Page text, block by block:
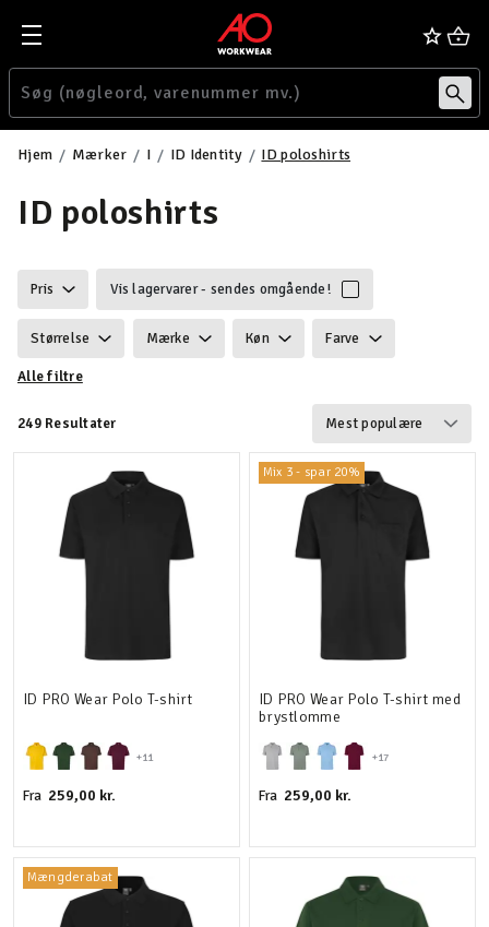
Hjem Mærker I ID Identity ID poloshirts
ID poloshirts
Pris Vis lagervarer - sendes omgående!
Størrelse Mærke Køn Farve
Ansvarlighed
Alle filtre
249 Resultater
+11
ID PRO Wear Polo T-shirt
Fra 259,00 kr.
Mix 3 - spar 20%
+17
ID PRO Wear Polo T-shirt med
brystlomme
Fra 259,00 kr.
Mængderabat